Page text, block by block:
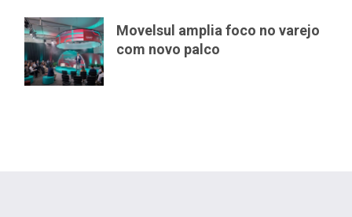
Movelsul amplia foco no varejo
com novo palco